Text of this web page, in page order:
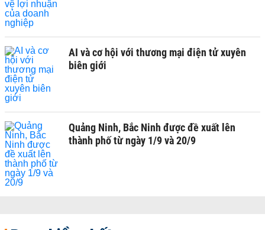
AI và cơ hội với thương mại điện tử xuyên
biên giới
Quảng Ninh, Bắc Ninh được đề xuất lên
thành phố từ ngày 1/9 và 20/9